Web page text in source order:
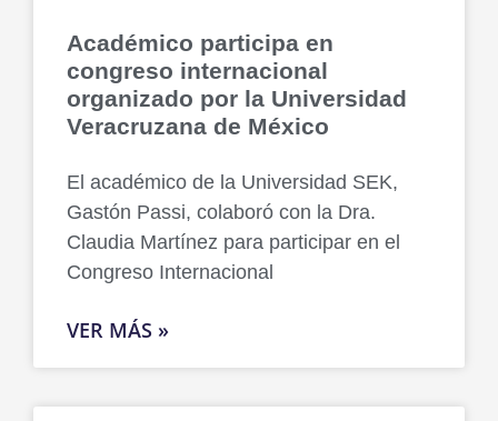
Académico participa en
congreso internacional
organizado por la Universidad
Veracruzana de México
El académico de la Universidad SEK,
Gastón Passi, colaboró con la Dra.
Claudia Martínez para participar en el
Congreso Internacional
VER MÁS »